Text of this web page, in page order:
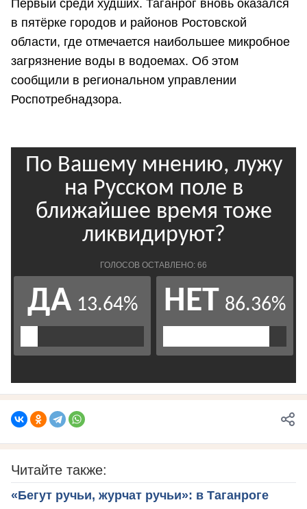
Первый среди худших. Таганрог вновь оказался
в пятёрке городов и районов Ростовской
области, где отмечается наибольшее микробное
загрязнение воды в водоемах. Об этом
сообщили в региональном управлении
Роспотребнадзора.
Читайте также:
«Бегут ручьи, журчат ручьи»: в Таганроге